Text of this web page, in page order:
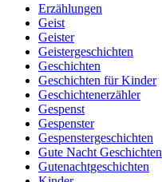
Erzählungen
Geist
Geister
Geistergeschichten
Geschichten
Geschichten für Kinder
Geschichtenerzähler
Gespenst
Gespenster
Gespenstergeschichten
Gute Nacht Geschichten
Gutenachtgeschichten